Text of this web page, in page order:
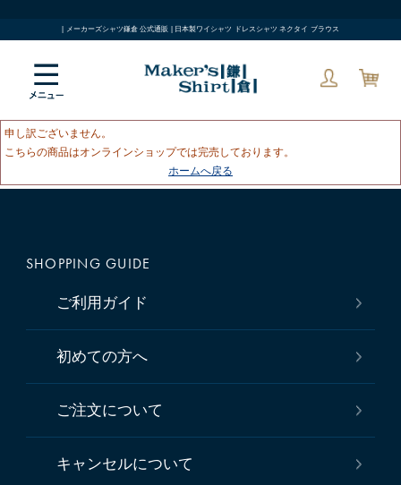
| メーカーズシャツ鎌倉 公式通販 | 日本製ワイシャツ ドレスシャツ ネクタイ ブラウス
申し訳ございません。
こちらの商品はオンラインショップでは完売しております。
ホームへ戻る
SHOPPING GUIDE
ご利用ガイド
初めての方へ
ご注文について
キャンセルについて